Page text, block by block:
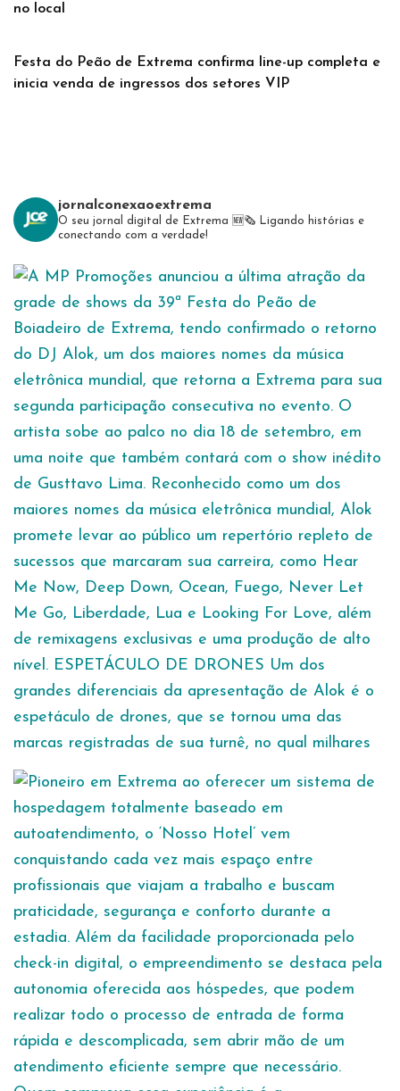
no local
Festa do Peão de Extrema confirma line-up completa e
inicia venda de ingressos dos setores VIP
jornalconexaoextrema
O seu jornal digital de Extrema 🆕️🗞 Ligando histórias e
conectando com a verdade!